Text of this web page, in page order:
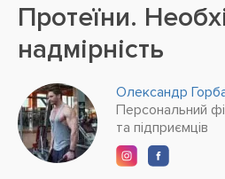
Протеїни.
надмірність
Олександр
Персональний
та підприємців